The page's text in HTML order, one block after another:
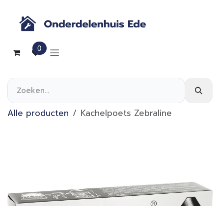
0
Alle producten Kachelpoets Zebraline